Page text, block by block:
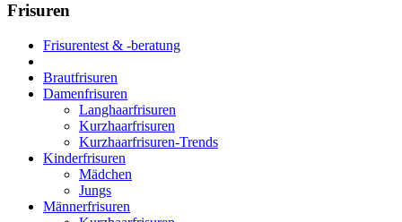
Frisuren
Frisurentest & -beratung
Brautfrisuren
Damenfrisuren
Langhaarfrisuren
Kurzhaarfrisuren
Kurzhaarfrisuren-Trends
Kinderfrisuren
Mädchen
Jungs
Männerfrisuren